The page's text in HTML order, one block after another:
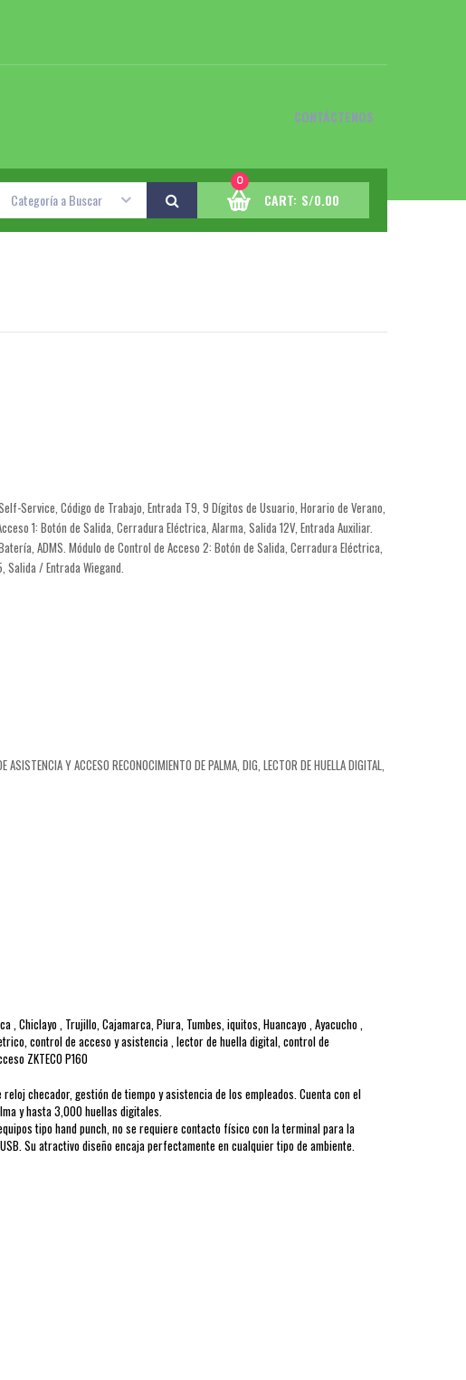
CONTÁCTENOS
Categoría a Buscar
0
CART: S/0.00
Service, Código de Trabajo, Entrada T9, 9 Dígitos de Usuario, Horario de Verano,
1: Botón de Salida, Cerradura Eléctrica, Alarma, Salida 12V, Entrada Auxiliar.
ADMS. Módulo de Control de Acceso 2: Botón de Salida, Cerradura Eléctrica,
Salida / Entrada Wiegand.
ASISTENCIA Y ACCESO RECONOCIMIENTO DE PALMA, DIG, LECTOR DE HUELLA DIGITAL,
, Chiclayo , Trujillo, Cajamarca, Piura, Tumbes, iquitos, Huancayo , Ayacucho ,
control de acceso y asistencia , lector de huella digital, control de
ZKTECO P160
checador, gestión de tiempo y asistencia de los empleados. Cuenta con el
y hasta 3,000 huellas digitales.
tipo hand punch, no se requiere contacto físico con la terminal para la
Su atractivo diseño encaja perfectamente en cualquier tipo de ambiente.